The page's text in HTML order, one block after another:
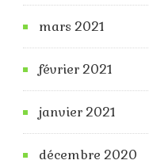
mars 2021
février 2021
janvier 2021
décembre 2020